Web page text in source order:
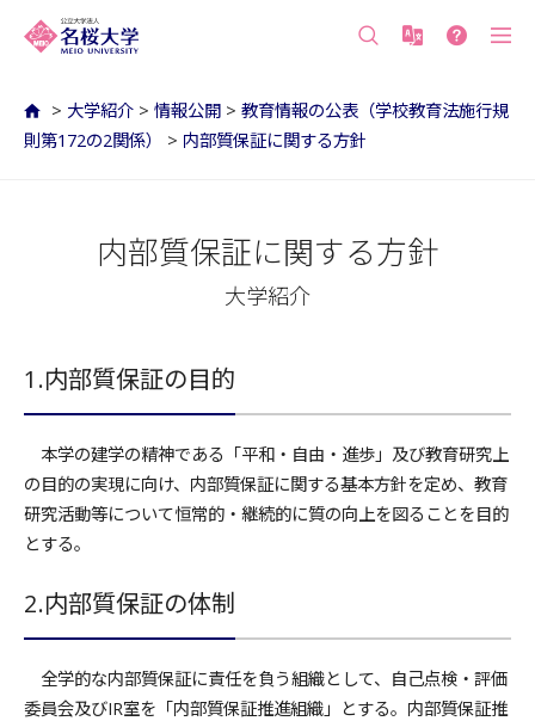
> 大学紹介 > 情報公開 > 教育情報の公表（学校教育法施行規
則第172の2関係）
> 内部質保証に関する方針
内部質保証に関する方針
大学紹介
1.内部質保証の目的
本学の建学の精神である「平和・自由・進歩」及び教育研究上
の目的の実現に向け、内部質保証に関する基本方針を定め、教育
研究活動等について恒常的・継続的に質の向上を図ることを目的
とする。
2.内部質保証の体制
全学的な内部質保証に責任を負う組織として、自己点検・評価
委員会及びIR室を「内部質保証推進組織」とする。内部質保証推